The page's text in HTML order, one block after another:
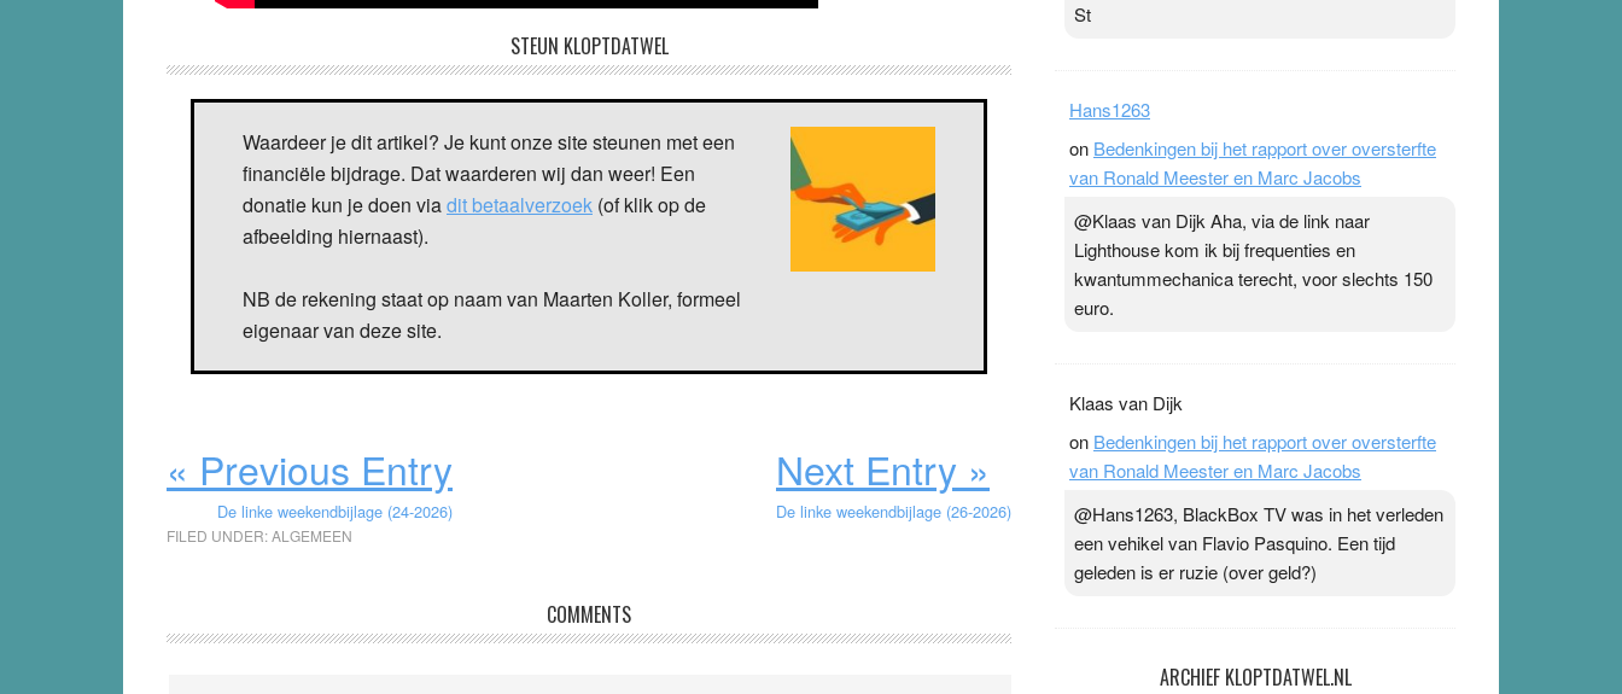
STEUN KLOPTDATWEL
Waardeer je dit artikel? Je kunt onze site steunen met een
financiële bijdrage. Dat waarderen wij dan weer! Een
donatie kun je doen viadit betaalverzoek (of klik op de
afbeelding hiernaast).
NB de rekening staat op naam van Maarten Koller, formeel
eigenaar van deze site.
« Previous Entry
De linke weekendbijlage (24-2026)
Next Entry »
De linke weekendbijlage (26-2026)
FILED UNDER:ALGEMEEN
Interactions
COMMENTS
St
Hans1263
on Bedenkingen bij het rapport over oversterfte
van Ronald Meester en Marc Jacobs
@Klaas van Dijk Aha, via de link naar
Lighthouse kom ik bij frequenties en
kwantummechanica terecht, voor slechts 150
euro.
Klaas van Dijk
on Bedenkingen bij het rapport over oversterfte
van Ronald Meester en Marc Jacobs
@Hans1263, BlackBox TV was in het verleden
een vehikel van Flavio Pasquino. Een tijd
geleden is er ruzie (over geld?)
ARCHIEF KLOPTDATWEL.NL